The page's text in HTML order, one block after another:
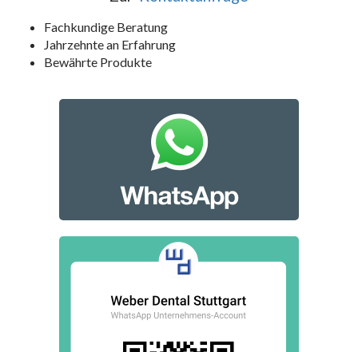
Fachkundige Beratung
Jahrzehnte an Erfahrung
Bewährte Produkte